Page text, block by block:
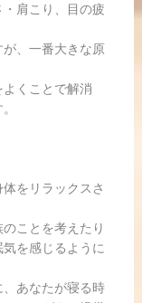
肩こり、目の疲
、一番大きな原
くことで解消
をリラックスさ
ことを考えたり
を感じるように
あなたが寝る時